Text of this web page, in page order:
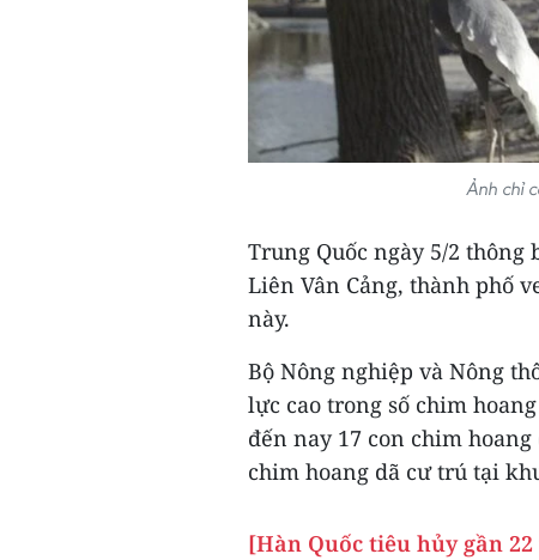
Ảnh chỉ
Trung Quốc ngày 5/2 thông
Liên Vân Cảng, thành phố
này.
Bộ Nông nghiệp và Nông
lực cao trong số chim
đến nay 17 con chim
chim hoang dã cư trú tại
[Hàn Quốc tiêu hủy gần